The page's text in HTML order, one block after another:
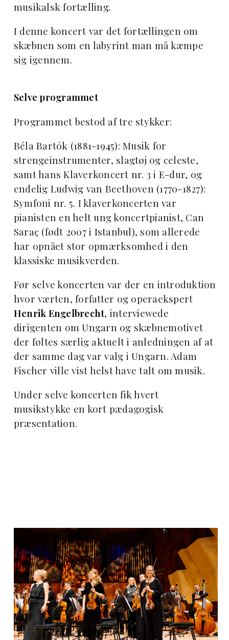
musikalsk fortælling.
I denne koncert var det fortællingen om
skæbnen som en labyrint man må kæmpe
sig igennem.
Selve programmet
Programmet bestod af tre stykker:
Béla Bartók (1881-1945): Musik for
strengeinstrumenter, slagtøj og celeste,
samt hans Klaverkoncert nr. 3 i E-dur, og
endelig Ludwig van Beethoven (1770-1827):
Symfoni nr. 5. I klaverkoncerten var
pianisten en helt ung koncertpianist, Can
Saraç (født 2007 i Istanbul), som allerede
har opnået stor opmærksomhed i den
klassiske musikverden.
Før selve koncerten var der en introduktion
hvor værten, forfatter og operaekspert
Henrik Engelbrecht, interviewede
dirigenten om Ungarn og skæbnemotivet
der føltes særlig aktuelt i anledningen af at
der samme dag var valg i Ungarn. Adam
Fischer ville vist helst have talt om musik.
Under selve koncerten fik hvert
musikstykke en kort pædagogisk
præsentation.